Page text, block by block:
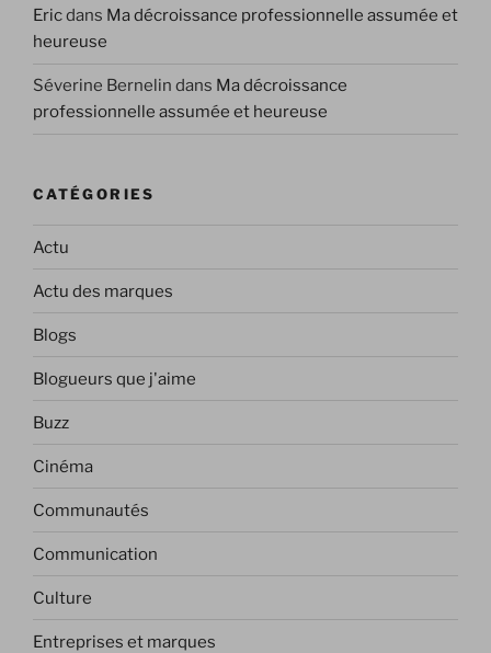
Ericdans Ma décroissance professionnelle assumée et
heureuse
Séverine Bernelin dans Ma décroissance
professionnelle assumée et heureuse
CATÉGORIES
Actu
Actu des marques
Blogs
Blogueurs que j'aime
Buzz
Cinéma
Communautés
Communication
Culture
Entreprises et marques